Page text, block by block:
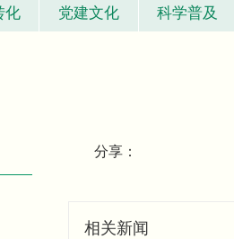
化 党建文化 科学普及
分享：
相关新闻